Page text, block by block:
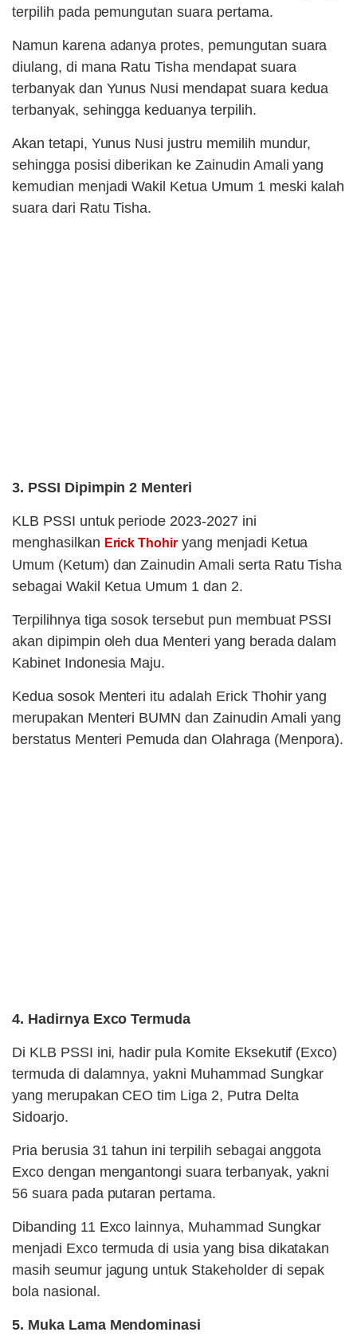
terpilih pada pemungutan suara pertama.
Namun karena adanya protes, pemungutan suara
diulang, di mana Ratu Tisha mendapat suara
terbanyak dan Yunus Nusi mendapat suara kedua
terbanyak, sehingga keduanya terpilih.
Akan tetapi, Yunus Nusi justru memilih mundur,
sehingga posisi diberikan ke Zainudin Amali yang
kemudian menjadi Wakil Ketua Umum 1 meski kalah
suara dari Ratu Tisha.
3. PSSI Dipimpin 2 Menteri
KLB PSSI untuk periode 2023-2027 ini
menghasilkan Erick Thohir yang menjadi Ketua
Umum (Ketum) dan Zainudin Amali serta Ratu Tisha
sebagai Wakil Ketua Umum 1 dan 2.
Terpilihnya tiga sosok tersebut pun membuat PSSI
akan dipimpin oleh dua Menteri yang berada dalam
Kabinet Indonesia Maju.
Kedua sosok Menteri itu adalah Erick Thohir yang
merupakan Menteri BUMN dan Zainudin Amali yang
berstatus Menteri Pemuda dan Olahraga (Menpora).
4. Hadirnya Exco Termuda
Di KLB PSSI ini, hadir pula Komite Eksekutif (Exco)
termuda di dalamnya, yakni Muhammad Sungkar
yang merupakan CEO tim Liga 2, Putra Delta
Sidoarjo.
Pria berusia 31 tahun ini terpilih sebagai anggota
Exco dengan mengantongi suara terbanyak, yakni
56 suara pada putaran pertama.
Dibanding 11 Exco lainnya, Muhammad Sungkar
menjadi Exco termuda di usia yang bisa dikatakan
masih seumur jagung untuk Stakeholder di sepak
bola nasional.
5. Muka Lama Mendominasi